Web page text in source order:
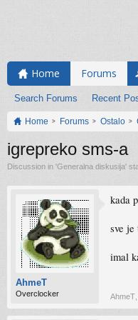
Home Forums
Search Forums Recent
Home Forums Ostalo
igrepreko sms-a
Discussion in 'Generalna diskusija'
AhmeT
Overclocker
kada
sve je
imal
AhmeT